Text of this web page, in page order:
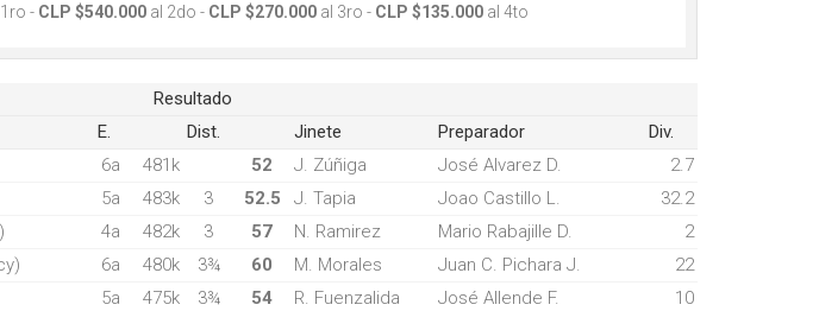
- CLP $540.000 al 2do - CLP $270.000 al 3ro - CLP $135.000 al 4to
Resultado
E. Dist. Jinete Preparador
Div.
6a 481k 52 J. Zúñiga José Alvarez D.
2.7
5a 483k 3 52.5 J. Tapia Joao Castillo L.
32.2
4a 482k 3 57 N. Ramirez Mario Rabajille D.
2
6a 480k 3¾ 60 M. Morales Juan C. Pichara J.
22
5a 475k 3¾ 54 R. Fuenzalida José Allende F.
10